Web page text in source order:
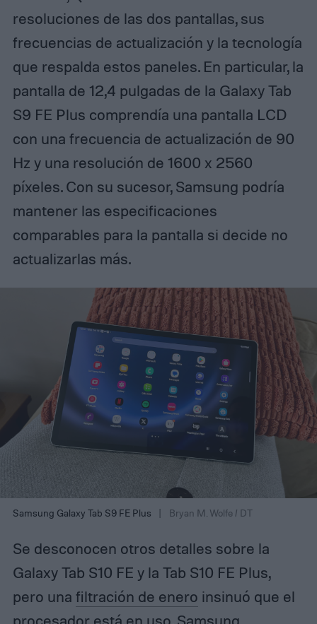
resoluciones de las dos pantallas, sus
frecuencias de actualización y la tecnología
que respalda estos paneles. En particular, la
pantalla de 12,4 pulgadas de la Galaxy Tab
S9 FE Plus comprendía una pantalla LCD
con una frecuencia de actualización de 90
Hz y una resolución de 1600 x 2560
píxeles. Con su sucesor, Samsung podría
mantener las especificaciones
comparables para la pantalla si decide no
actualizarlas más.
Samsung Galaxy Tab S9 FE Plus Bryan M. Wolfe / DT
Se desconocen otros detalles sobre la
Galaxy Tab S10 FE y la Tab S10 FE Plus,
pero una filtración de enero insinuó que el